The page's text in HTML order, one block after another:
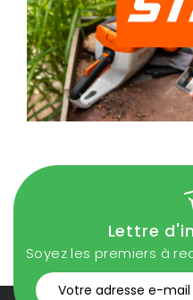
Lettre
Soyez les premiers à